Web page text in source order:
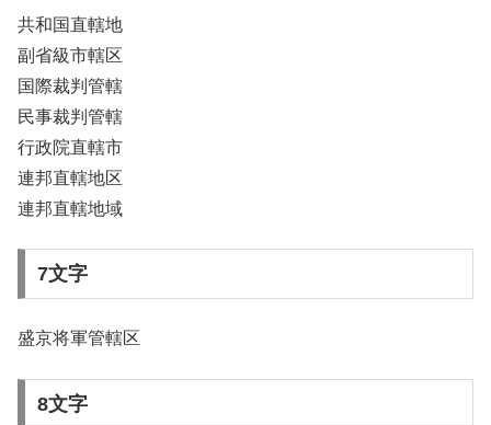
共和国直轄地
副省級市轄区
国際裁判管轄
民事裁判管轄
行政院直轄市
連邦直轄地区
連邦直轄地域
7文字
盛京将軍管轄区
8文字